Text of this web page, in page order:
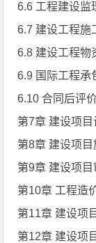
6.6 工程建设监
6.7 建设工程施
6.8 建设工程物
6.9 国际工程承
6.10 合同后评
第7章 建设项
第8章 建设项
第9章 建设项目
第10章 工程造
第11章 建设项
第12章 建设项